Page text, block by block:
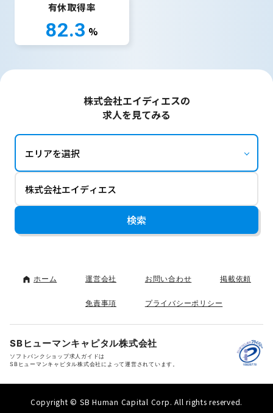
有休取得率
82.3 %
株式会社エイディエスの
求人を見てみる
ホーム 運営会社 お問い合わせ 掲載依頼
免責事項 プライバシーポリシー
SBヒューマンキャピタル株式会社
ソフトバンクショップ求人ガイドは
SBヒューマンキャピタル株式会社によって運営されています。
Copyright © SB Human Capital Corp. All rights reserved.